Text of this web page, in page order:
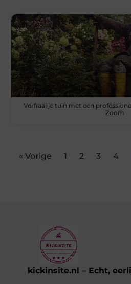
Verfraai je tuin met een
Zoom
« Vorige 1 2 3 4
kickinsite.nl – Echt,